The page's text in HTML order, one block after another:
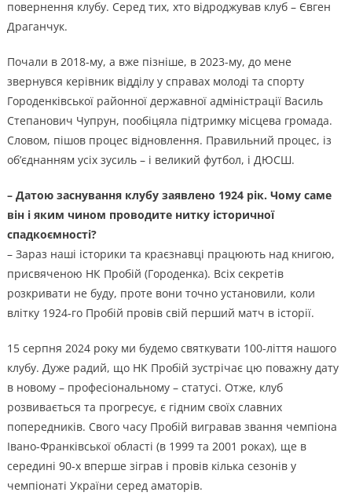
повернення клубу. Серед тих, хто відроджував клуб – Євген
Драганчук.
Почали в 2018-му, а вже пізніше, в 2023-му, до мене
звернувся керівник відділу у справах молоді та спорту
Городенківської районної державної адміністрації Василь
Степанович Чупрун, пообіцяла підтримку місцева громада.
Словом, пішов процес відновлення. Правильний процес, із
об’єднанням усіх зусиль – і великий футбол, і ДЮСШ.
– Датою заснування клубу заявлено 1924 рік. Чому саме
він і яким чином проводите нитку історичної
спадкоємності?
– Зараз наші історики та краєзнавці працюють над книгою,
присвяченою НК Пробій (Городенка). Всіх секретів
розкривати не буду, проте вони точно установили, коли
влітку 1924-го Пробій провів свій перший матч в історії.
15 серпня 2024 року ми будемо святкувати 100-ліття нашого
клубу. Дуже радий, що НК Пробій зустрічає цю поважну дату
в новому – професіональному – статусі. Отже, клуб
розвивається та прогресує, є гідним своїх славних
попередників. Свого часу Пробій вигравав звання чемпіона
Івано-Франківської області (в 1999 та 2001 роках), ще в
середині 90-х вперше зіграв і провів кілька сезонів у
чемпіонаті України серед аматорів.